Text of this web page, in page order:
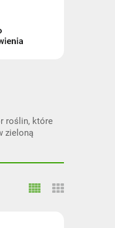
roślin, które
zieloną